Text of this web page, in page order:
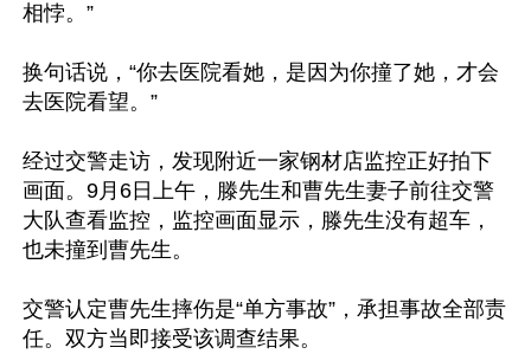
相悖。”
换句话说，“你去医院看她，是因为你撞了她，才会
去医院看望。”
经过交警走访，发现附近一家钢材店监控正好拍下
画面。9月6日上午，滕先生和曹先生妻子前往交警
大队查看监控，监控画面显示，滕先生没有超车，
也未撞到曹先生。
交警认定曹先生摔伤是“单方事故”，承担事故全部责
任。双方当即接受该调查结果。